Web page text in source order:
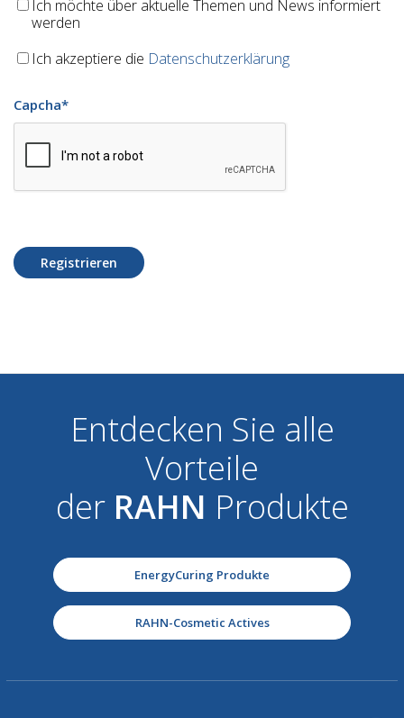
Ich möchte über aktuelle Themen und News informiert
werden
Ich akzeptiere die Datenschutzerklärung
Capcha*
Registrieren
Entdecken Sie alle
Vorteile
der RAHN Produkte
EnergyCuring Produkte
RAHN-Cosmetic Actives